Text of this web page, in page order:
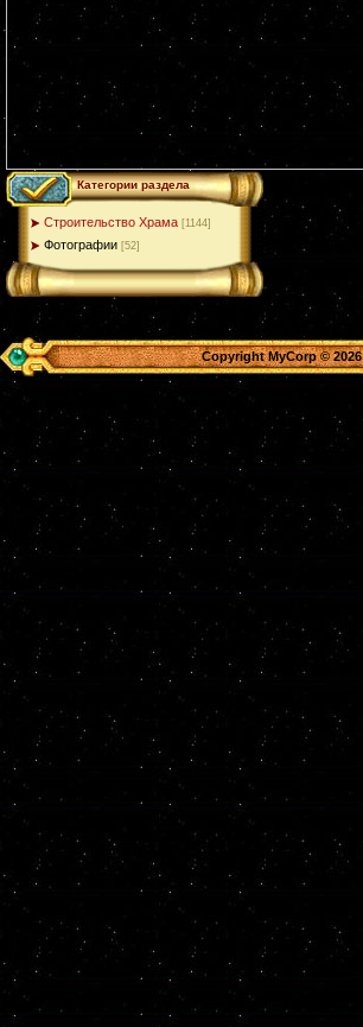
Категории раздела
Строительство Храма [1144]
Фотографии [52]
Copyright MyCorp © 2026